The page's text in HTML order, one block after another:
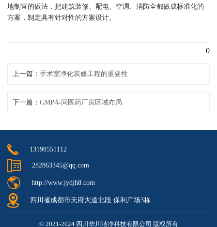
地制宜的做法，把建筑装修、配电、空调、消防全都做成标准化的
方案，制定具有针对性的方案设计。
0
上一篇 手术室净化装修工程的重要性
下一篇 GMP车间医药厂房区域布局
13198551112
282863345@qq.com
http://www.jydjh8.com
四川省成都市天府大道北段.保利广场3栋
© 2021-2024 四川华川洁净科技有限公司 版权所有